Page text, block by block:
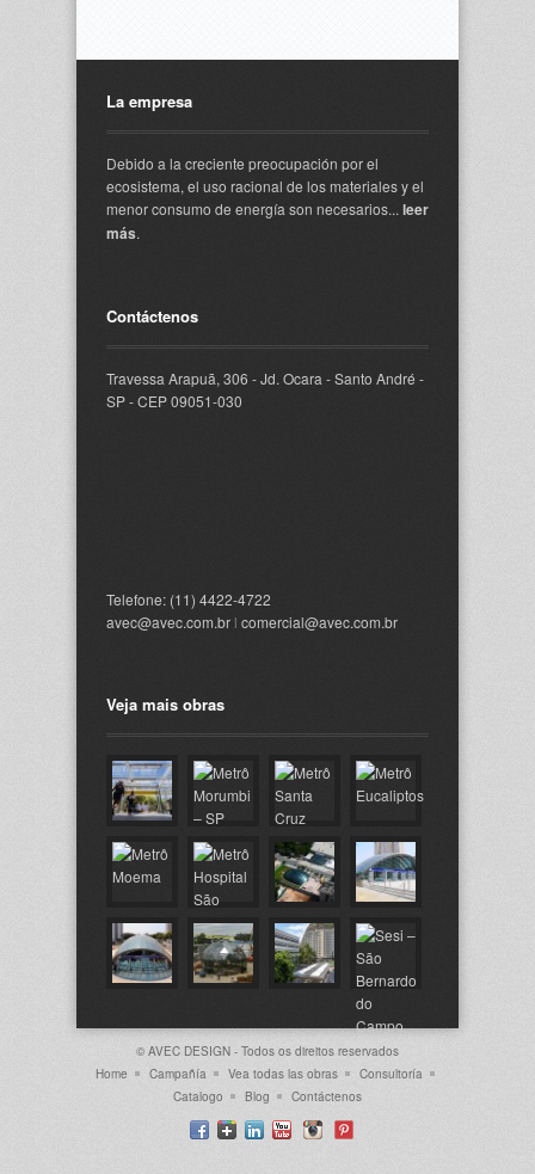
La empresa
Debido a la creciente preocupación por el
ecosistema, el uso racional de los materiales y el
menor consumo de energía son necesarios... leer
más.
Contáctenos
Travessa Arapuã, 306 - Jd. Ocara - Santo André -
SP - CEP 09051-030
Telefone: (11) 4422-4722
avec@avec.com.br l comercial@avec.com.br
Veja mais obras
© AVEC DESIGN - Todos os direitos reservados
Home
Campañía Vea todas las obras
Consultoría
Catalogo
Blog Contáctenos